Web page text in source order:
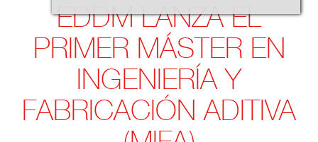
EDDM LANZA EL
PRIMER MÁSTER EN
INGENIERÍA Y
FABRICACIÓN ADITIVA